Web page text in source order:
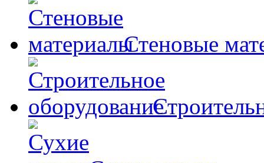
Стеновые